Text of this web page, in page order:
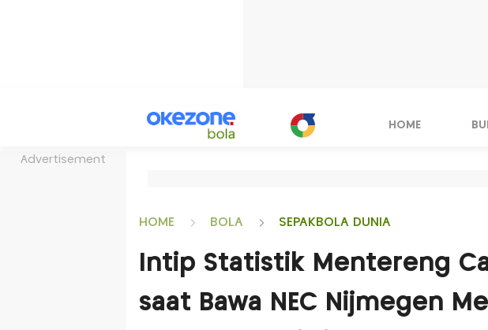
Advertisement
HOME
HOME BOLA SEPAKBOLA DUNIA
Intip Statistik Mentereng
saat Bawa NEC Nijmegen